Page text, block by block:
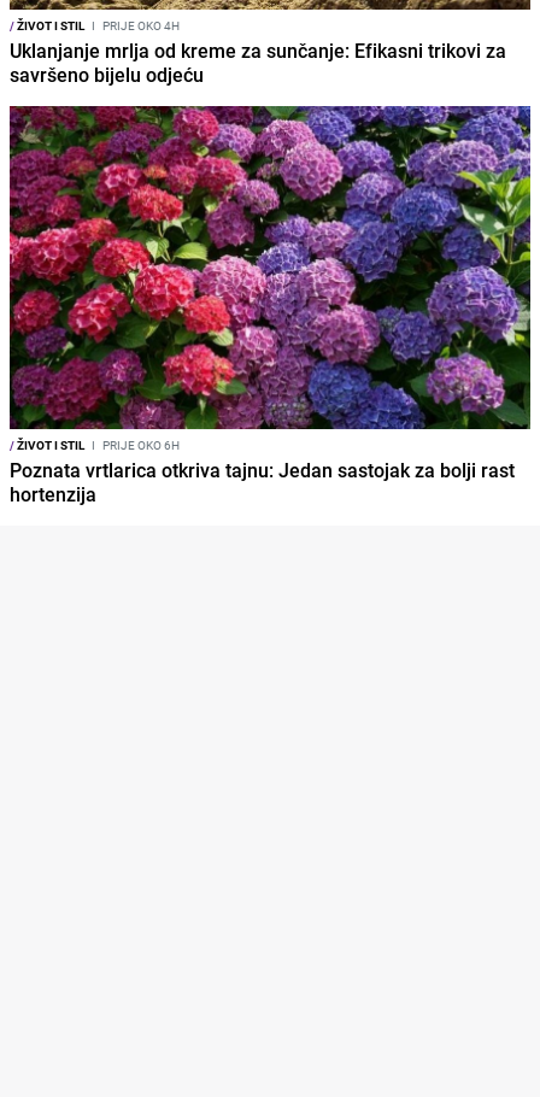
/ŽIVOT I STIL I PRIJE OKO 4H
Uklanjanje mrlja od kreme za sunčanje: Efikasni trikovi za
savršeno bijelu odjeću
/ŽIVOT I STIL I PRIJE OKO 6H
Poznata vrtlarica otkriva tajnu: Jedan sastojak za bolji rast
hortenzija